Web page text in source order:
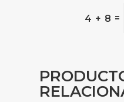
4 + 8 =